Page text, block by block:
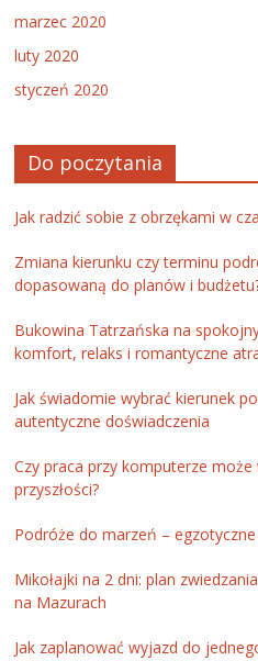
marzec 2020
luty 2020
styczeń 2020
Do poczytania
Jak radzić sobie z obrzękami w
Zmiana kierunku czy terminu
dopasowaną do planów i
Bukowina Tatrzańska na
komfort, relaks i romantyczne
Jak świadomie wybrać kierunek
autentyczne doświadczenia
Czy praca przy komputerze
przyszłości?
Podróże do marzeń –
Mikołajki na 2 dni: plan
na Mazurach
Jak zaplanować wyjazd do